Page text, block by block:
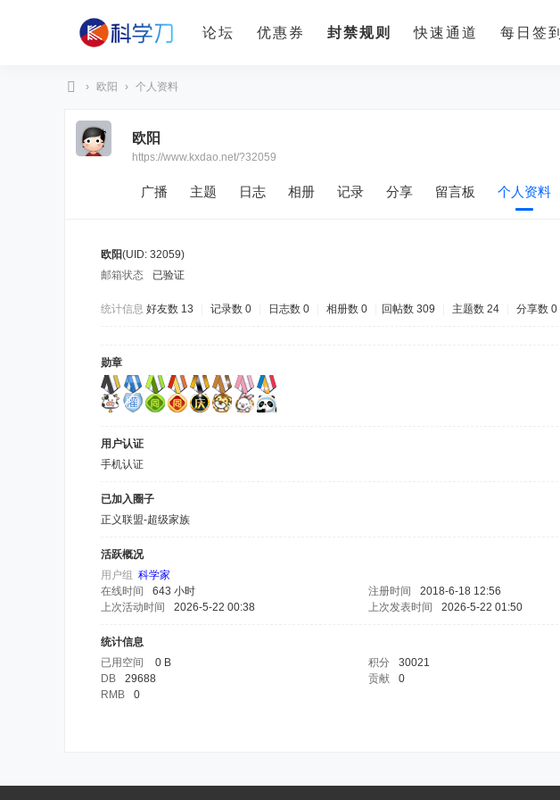
论坛 优惠券 封禁规则 快速通道 每日签到
› 欧阳 › 个人资料
欧阳
https://www.kxdao.net/?32059
广播 主题 日志 相册 记录 分享 留言板 个人资料
欧阳(UID: 32059)
邮箱状态
已验证
统计信息 好友数 13 记录数 0 日志数 0 相册数 0 回帖数 309 主题数 24 分享数 0
勋章
用户认证
手机认证
已加入圈子
正义联盟-超级家族
活跃概况
用户组 科学家
在线时间
643 小时 注册时间 2018-6-18 12:56
上次活动时间
2026-5-22 00:38 上次发表时间 2026-5-22 01:50
统计信息
已用空间
0 B 积分 30021
DB
29688 贡献 0
RMB
0